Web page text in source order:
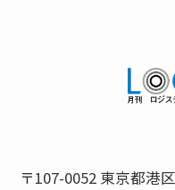
〒107-0052 東京都港